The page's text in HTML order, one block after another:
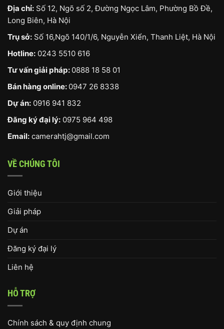
Địa chỉ: Số 12, Ngõ số 2, Đường Ngọc Lâm, Phường Bồ Đề,
Long Biên, Hà Nội
Trụ sở: Số 16,Ngõ 140/1/6, Nguyễn Xiển, Thanh Liệt, Hà Nội
Hotline: 0243 5510 616
Tư vấn giải pháp: 0888 18 58 01
Bán hàng online: 0947 26 8338
Dự án: 0916 941 832
Đăng ký đại lý: 0975 964 498
Email: camerahtj@gmail.com
VỀ CHÚNG TÔI
Giới thiệu
Giải pháp
Dự án
Đăng ký đại lý
Liên hệ
HỖ TRỢ
Chính sách & quy định chung